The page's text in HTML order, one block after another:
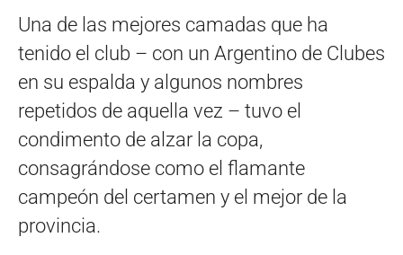
Una de las mejores camadas que ha
tenido el club – con un Argentino de Clubes
en su espalda y algunos nombres
repetidos de aquella vez – tuvo el
condimento de alzar la copa,
consagrándose como el flamante
campeón del certamen y el mejor de la
provincia.